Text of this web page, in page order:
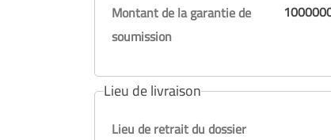
Montant de la garantie de
soumission
Lieu de livraison
Lieu de retrait du dossier